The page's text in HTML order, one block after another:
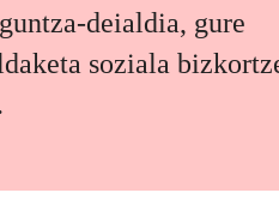
deialdia, gure
soziala